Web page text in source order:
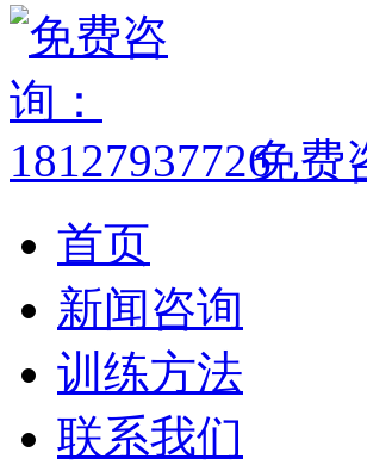
免费
首页
新闻咨询
训练方法
联系我们